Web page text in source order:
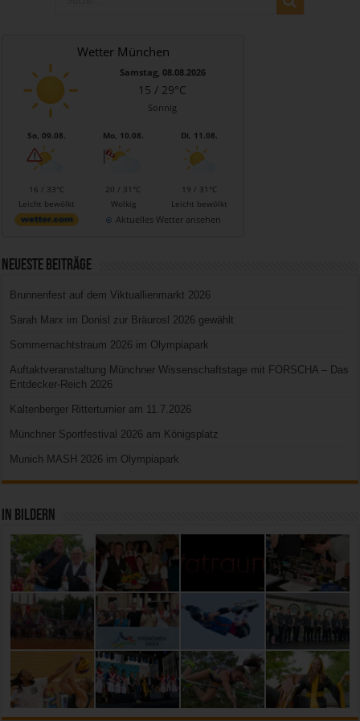
Wetter München
Samstag, 08.08.2026
15 / 29°C
Sonnig
So, 09.08.
16 / 33°C
Leicht bewölkt
Mo, 10.08.
20 / 31°C
Wolkig
Di, 11.08.
19 / 31°C
Leicht bewölkt
Aktuelles Wetter ansehen
Neueste Beiträge
Brunnenfest auf dem Viktuallienmarkt 2026
Sarah Marx im Donisl zur Bräurosl 2026 gewählt
Sommernachtstraum 2026 im Olympiapark
Auftaktveranstaltung Münchner Wissenschaftstage mit FORSCHA – Das
Entdecker-Reich 2026
Kaltenberger Ritterturnier am 11.7.2026
Münchner Sportfestival 2026 am Königsplatz
Munich MASH 2026 im Olympiapark
In Bildern